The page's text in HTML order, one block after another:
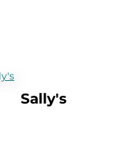
Sally's